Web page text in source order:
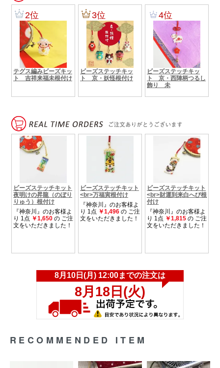
RECOMMENDED ITEM